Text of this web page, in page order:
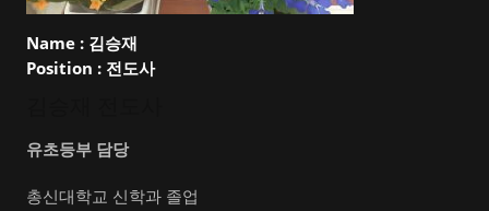
Name : 김승재
Position : 전도사
유초등부 담당
총신대학교 신학과 졸업